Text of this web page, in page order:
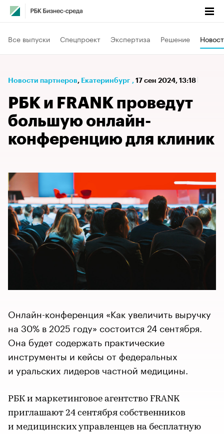
Все выпуски Спецпроект Экспертиза Решение
Новости партнеров⁠, Екатеринбург , 17 сен 2024, 13:18
РБК и FRANK проведут
большую онлайн-
конференцию для клиник
Онлайн-конференция «Как увеличить выручку
на 30% в 2025 году» состоится 24 сентября.
Она будет содержать практические
инструменты и кейсы от федеральных
и уральских лидеров частной медицины.
РБК и маркетинговое агентство FRANK
приглашают 24 сентября собственников
и медицинских управленцев на бесплатную